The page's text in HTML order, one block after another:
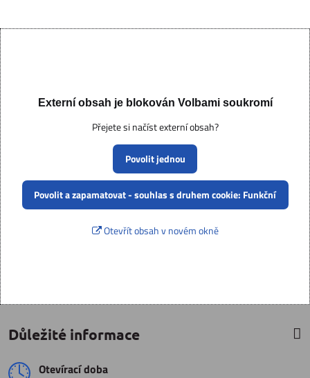
Externí obsah je blokován Volbami soukromí
Přejete si načíst externí obsah?
Povolit jednou
Povolit a zapamatovat - souhlas s druhem cookie: Funkční
Otevřít obsah v novém okně
Důležité informace
Otevírací doba